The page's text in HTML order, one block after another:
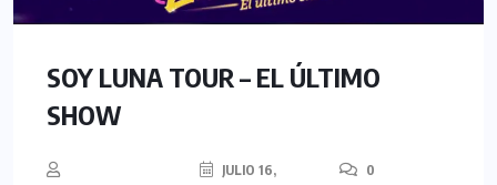
SOY LUNA TOUR – EL ÚLTIMO
SHOW
JULIO 16,
0